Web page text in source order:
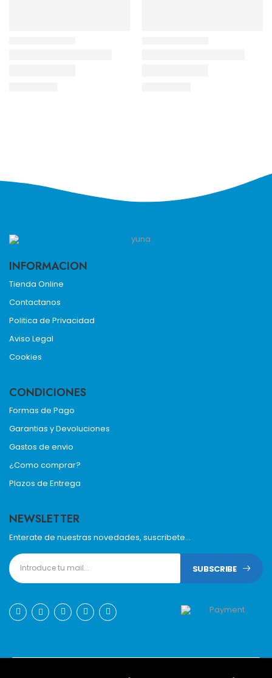
INFORMACION
Tienda Online
Contactanos
Politica de Privacidad
Aviso Legal
Cookies
CONDICIONES
Formas de Pago
Garantias y Devoluciones
Gastos de envio
¿Como comprar?
Plazos de Entrega
NEWSLETTER
Enterate de nuestras novedades, suscribete...
SUBSCRIBE